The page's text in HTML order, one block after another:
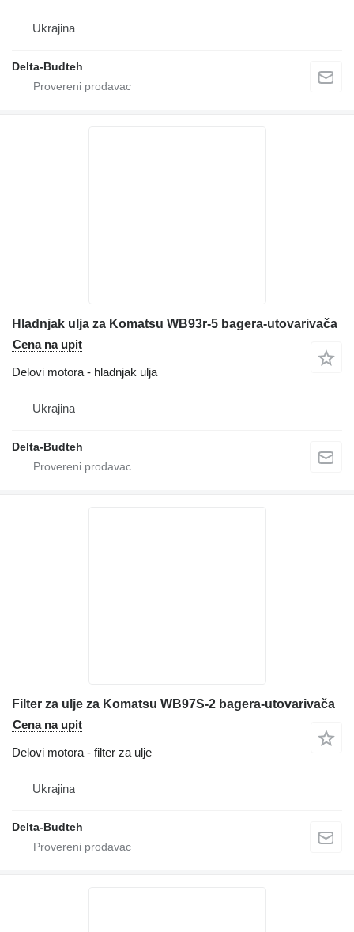
Ukrajina
Delta-Budteh
Hladnjak ulja za Komatsu WB93r-5 bagera-utovarivača
Cena na upit
Delovi motora - hladnjak ulja
Ukrajina
Delta-Budteh
Filter za ulje za Komatsu WB97S-2 bagera-utovarivača
Cena na upit
Delovi motora - filter za ulje
Ukrajina
Delta-Budteh